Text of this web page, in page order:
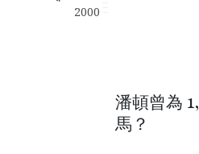
潘頓曾為
馬？